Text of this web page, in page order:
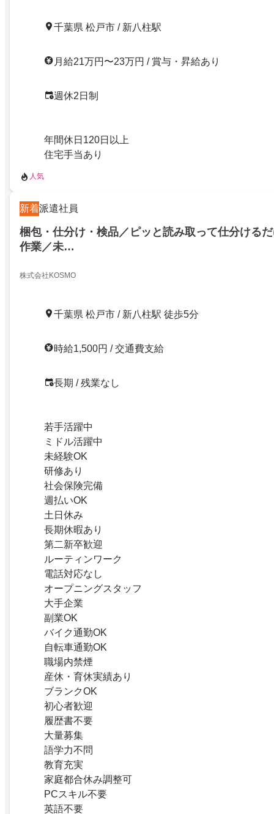
千葉県 松戸市 / 新八柱駅
月給21万円〜23万円 / 賞与・昇給あり
週休2日制
年間休日120日以上
住宅手当あり
人気
新着派遣社員
梱包・仕分け・検品／ピッと読み取って仕分ける
作業／未…
株式会社KOSMO
千葉県 松戸市 / 新八柱駅 徒歩5分
時給1,500円 / 交通費支給
長期 / 残業なし
若手活躍中
ミドル活躍中
未経験OK
研修あり
社会保険完備
週払いOK
土日休み
長期休暇あり
第二新卒歓迎
ルーティンワーク
電話対応なし
オープニングスタッフ
大手企業
副業OK
バイク通勤OK
自転車通勤OK
職場内禁煙
産休・育休実績あり
ブランクOK
初心者歓迎
履歴書不要
大量募集
語学力不問
教育充実
家庭都合休み調整可
PCスキル不要
英語不要